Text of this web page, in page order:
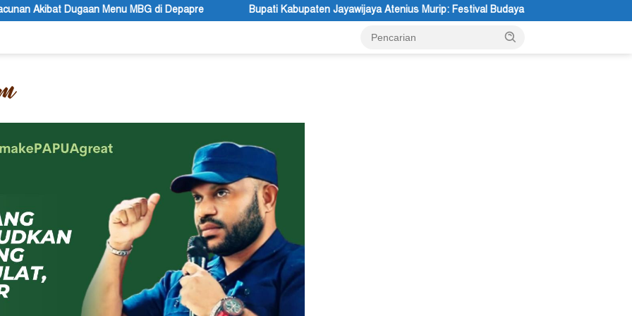
MBG di Depapre Bupati Kabupaten Jayawijaya Atenius Murip: Festival Budaya Lembah Baliem Dongkrak UMKM